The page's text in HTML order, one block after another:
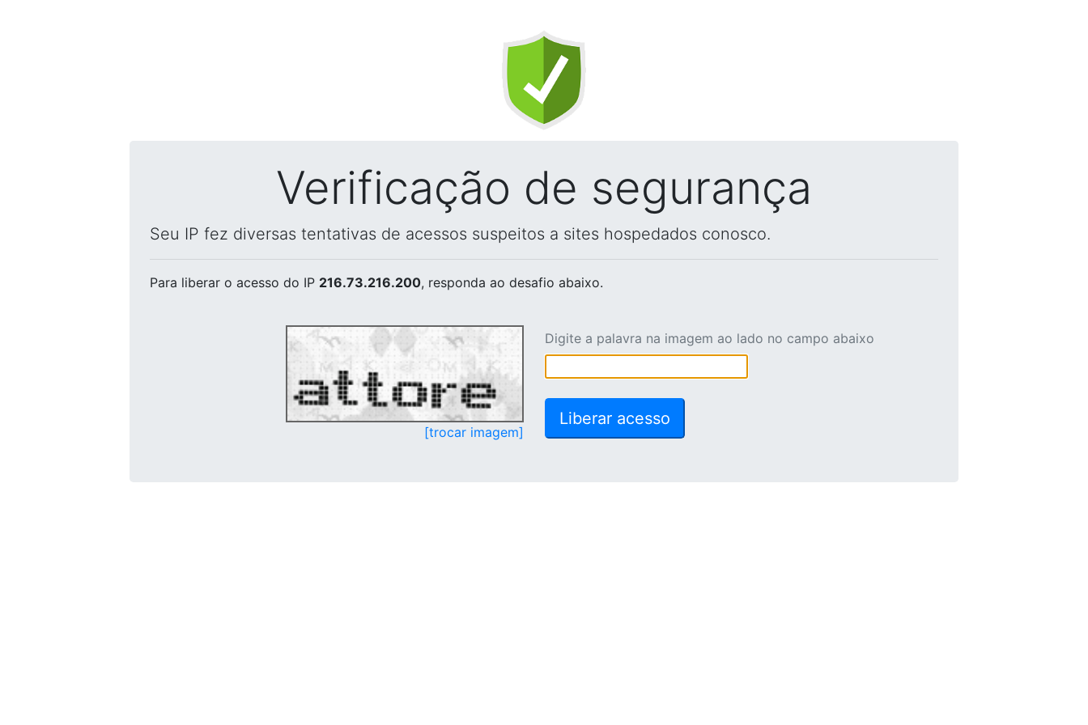
Verificação de segurança
Seu IP fez diversas tentativas de acessos suspeitos a sites hospedados conosco.
Para liberar o acesso do IP 216.73.216.200, responda ao desafio abaixo.
[trocar imagem]
Digite a palavra na imagem ao lado no campo abaixo